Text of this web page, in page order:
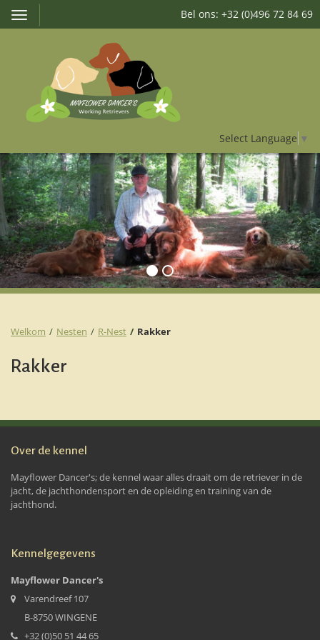
Toggle
navigation
Bel ons: +32 (0)496 72 84 69
Select Language ▼
Welkom Nesten R-Nest Rakker
Rakker
Over de kennel
Mayflower Dancer's; de kennel waar alles draait om de retriever in de
jacht, de jachthondensport en de opleiding en training van de
jachthond.
Kennelgegevens
Mayflower Dancer's
Varendreef 107
B-8750 WINGENE
+32 (0)50 51 44 65